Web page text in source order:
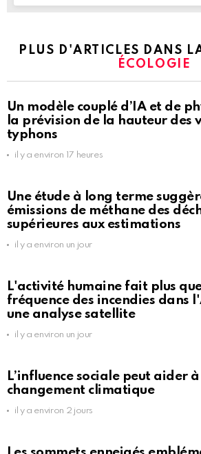
PLUS D'ARTICLES DANS
ÉCOLOGIE
Un modèle couplé d’IA et de
la prévision de la hauteur des
typhons
il y a environ 17 heures
Une étude à long terme
émissions de méthane des
supérieures aux estimations
il y a environ un jour
L'activité humaine fait plus
fréquence des incendies dans
une analyse satellite
il y a environ un jour
L’influence sociale peut aider
changement climatique
il y a environ 2 jours